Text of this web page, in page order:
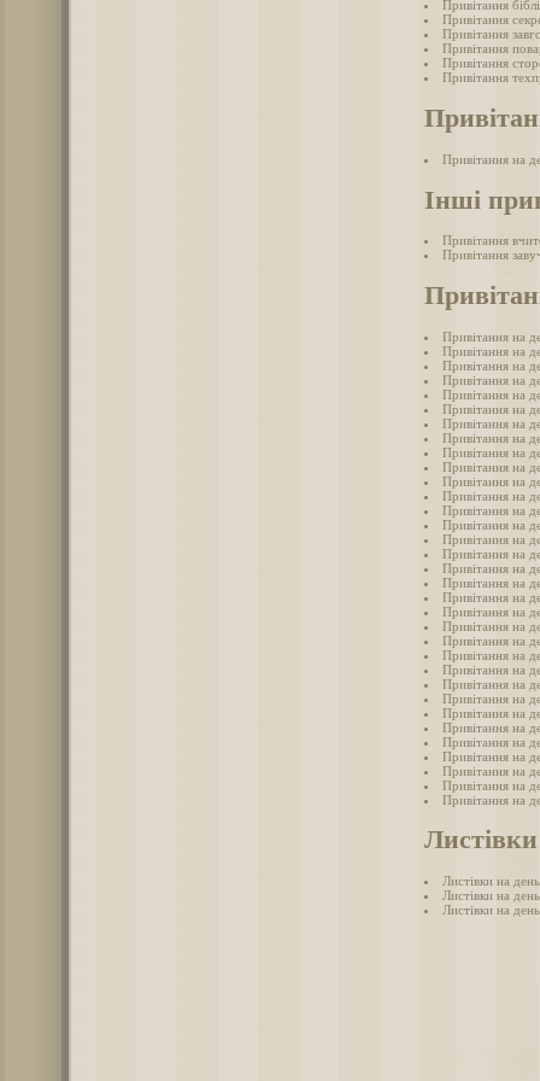
Привітання
Привітання
Привітання
Привітання
Привітання
Привітання
Привітання на
Інші
Привітання
Привітання
Привітання на
Привітання на
Привітання на
Привітання на
Привітання на
Привітання на
Привітання на
Привітання на
Привітання на
Привітання на
Привітання на
Привітання на
Привітання на
Привітання на
Привітання на
Привітання на
Привітання на
Привітання на
Привітання на
Привітання на
Привітання на
Привітання на
Привітання на
Привітання на
Привітання на
Привітання на
Привітання на
Привітання на
Привітання на
Привітання на
Привітання на
Привітання на
Привітання на
Листівки на
Листівки на
Листівки на